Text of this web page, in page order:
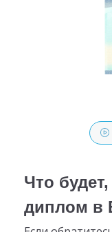
Что
диплом в